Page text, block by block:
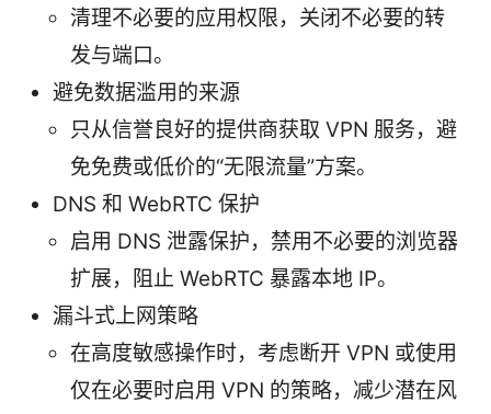
清理不必要的应用权限，关闭不必要的转
发与端口。
避免数据滥用的来源
只从信誉良好的提供商获取 VPN 服务，避
免免费或低价的“无限流量”方案。
DNS 和 WebRTC 保护
启用 DNS 泄露保护，禁用不必要的浏览器
扩展，阻止 WebRTC 暴露本地 IP。
漏斗式上网策略
在高度敏感操作时，考虑断开 VPN 或使用
仅在必要时启用 VPN 的策略，减少潜在风